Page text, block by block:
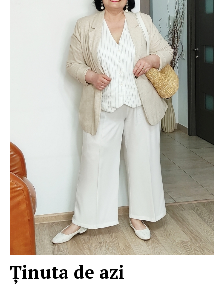
Ţinuta de azi